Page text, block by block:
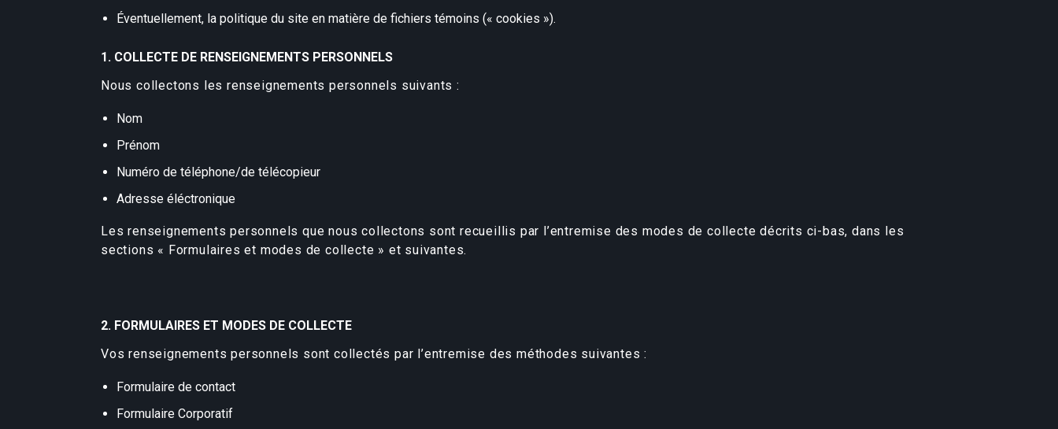
Éventuellement, la politique du site en matière de fichiers témoins (« cookies »).
1. COLLECTE DE RENSEIGNEMENTS PERSONNELS
Nous collectons les renseignements personnels suivants :
Nom
Prénom
Numéro de téléphone/de télécopieur
Adresse éléctronique
Les renseignements personnels que nous collectons sont recueillis par l’entremise des modes de collecte décrits ci-bas, dans les
sections « Formulaires et modes de collecte » et suivantes.
2. FORMULAIRES ET MODES DE COLLECTE
Vos renseignements personnels sont collectés par l’entremise des méthodes suivantes :
Formulaire de contact
Formulaire Corporatif